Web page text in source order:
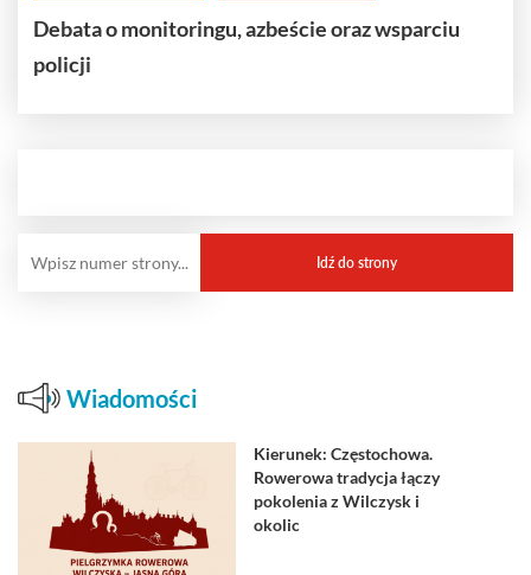
Debata o monitoringu, azbeście oraz wsparciu
policji
Wiadomości
Kierunek: Częstochowa.
Rowerowa tradycja łączy
pokolenia z Wilczysk i
okolic